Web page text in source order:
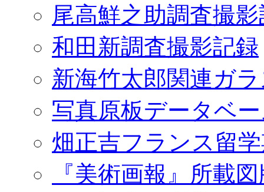
尾高鮮之助調査撮
和田新調査撮影記録
新海竹太郎関連ガ
写真原板データベ
畑正吉フランス留
『美術画報』所載